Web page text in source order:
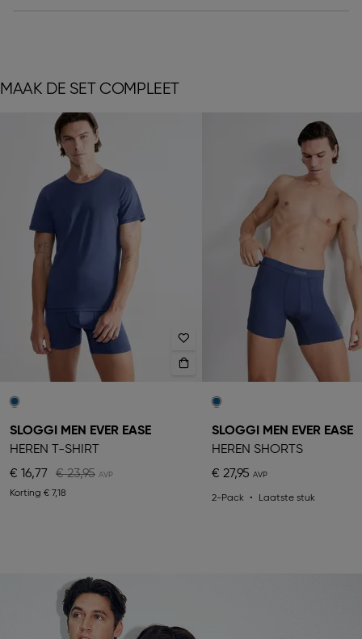
MAAK DE SET COMPLEET
SLOGGI MEN EVER EASE
HEREN T-SHIRT
€ 16,77
€ 23,95
Korting € 7,18
SLOGGI MEN EVER EASE
HEREN SHORTS
€ 27,95
2-Pack Laatste stuk